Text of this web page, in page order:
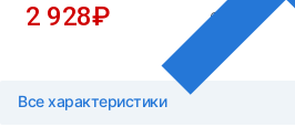
2 928₽ без НДС
Все характеристики